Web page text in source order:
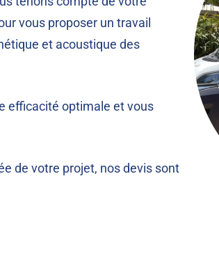
vous proposer un travail
et acoustique des
efficacité optimale et vous
de votre projet, nos devis sont